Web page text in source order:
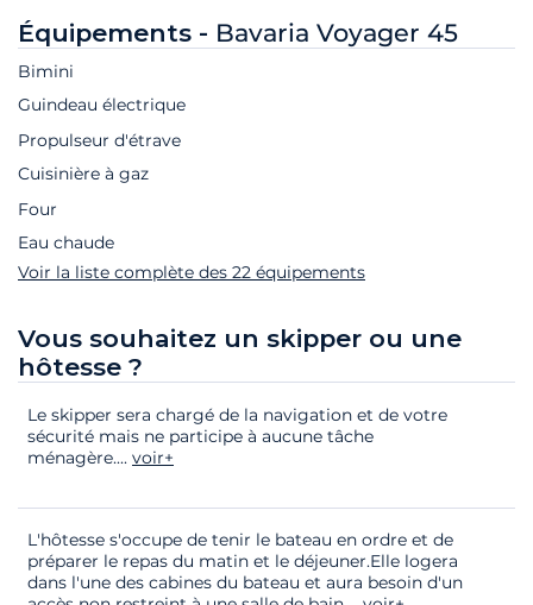
Équipements - Bavaria Voyager 45
Bimini
Guindeau électrique
Propulseur d'étrave
Cuisinière à gaz
Four
Eau chaude
Voir la liste complète des 22 équipements
Vous souhaitez un skipper ou une
hôtesse ?
Le skipper sera chargé de la navigation et de votre
sécurité mais ne participe à aucune tâche
ménagère.... voir+
L'hôtesse s'occupe de tenir le bateau en ordre et de
préparer le repas du matin et le déjeuner.Elle logera
dans l'une des cabines du bateau et aura besoin d'un